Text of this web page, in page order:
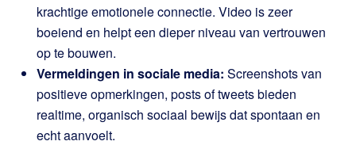
krachtige emotionele connectie. Video is zeer
boeiend en helpt een dieper niveau van vertrouwen
op te bouwen.
Vermeldingen in sociale media: Screenshots van
positieve opmerkingen, posts of tweets bieden
realtime, organisch sociaal bewijs dat spontaan en
echt aanvoelt.